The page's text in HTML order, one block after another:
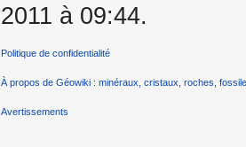
2011 à 09:44.
Politique de confidentialité
À propos de Géowiki : minéraux, cristaux, roches,
Avertissements